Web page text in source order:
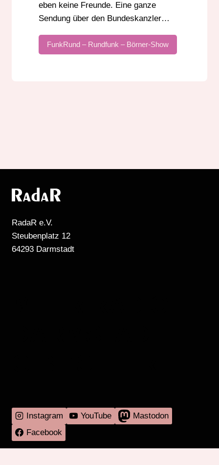
eben keine Freunde. Eine ganze
Sendung über den Bundeskanzler…
FunkRund – Rundfunk – Börner-Show
RadaR e.V.
Steubenplatz 12
64293 Darmstadt
Instagram YouTube
Mastodon
Facebook